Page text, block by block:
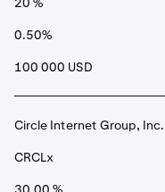
0.50%
100 000 USD
Circle Internet Group, Inc.
CRCLx